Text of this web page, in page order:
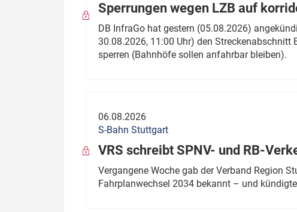
Dossier: Generalsanierung
Dossier: ETCS
Dossier:
Sperrungen wegen LZB auf
DB InfraGo hat gestern (05.08.2026)
30.08.2026, 11:00 Uhr) den
sperren (Bahnhöfe sollen anfahrbar bleiben).
06.08.2026
S-Bahn Stuttgart
VRS schreibt SPNV- und RB-
Vergangene Woche gab der Verband Region
Fahrplanwechsel 2034 bekannt – und